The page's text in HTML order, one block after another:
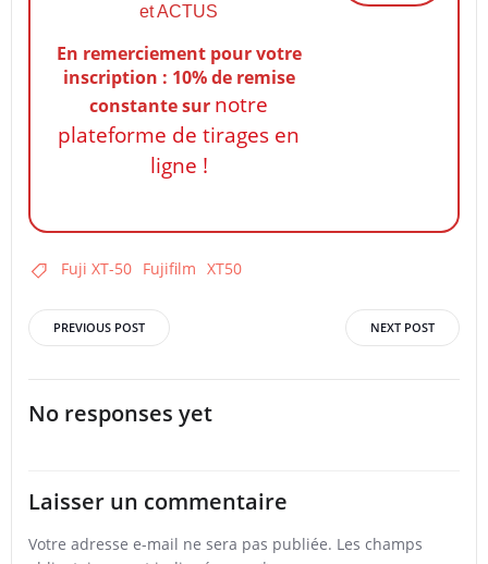
et ACTUS
En remerciement pour votre
inscription : 10% de remise
constantesur notre
plateforme de tirages en
ligne !
Fuji XT-50 Fujifilm XT50
Post
navigation
PREVIOUS POST
navigation
NEXT POST
No responses yet
Laisser un commentaire
Votre adresse e-mail ne sera pas publiée. Les champs